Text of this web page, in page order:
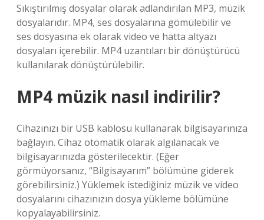
Sıkıştırılmış dosyalar olarak adlandırılan MP3, müzik
dosyalarıdır. MP4, ses dosyalarına gömülebilir ve
ses dosyasına ek olarak video ve hatta altyazı
dosyaları içerebilir. MP4 uzantıları bir dönüştürücü
kullanılarak dönüştürülebilir.
MP4 müzik nasıl indirilir?
Cihazınızı bir USB kablosu kullanarak bilgisayarınıza
bağlayın. Cihaz otomatik olarak algılanacak ve
bilgisayarınızda gösterilecektir. (Eğer
görmüyorsanız, “Bilgisayarım” bölümüne giderek
görebilirsiniz.) Yüklemek istediğiniz müzik ve video
dosyalarını cihazınızın dosya yükleme bölümüne
kopyalayabilirsiniz.